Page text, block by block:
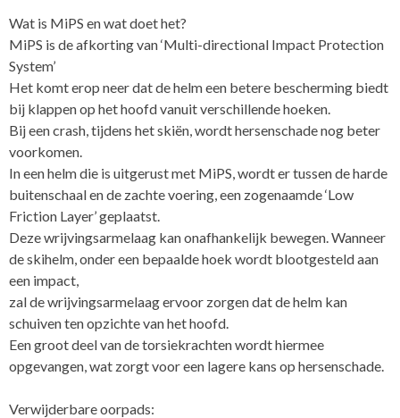
Wat is MiPS en wat doet het?
MiPS is de afkorting van ‘Multi-directional Impact Protection
System’
Het komt erop neer dat de helm een betere bescherming biedt
bij klappen op het hoofd vanuit verschillende hoeken.
Bij een crash, tijdens het skiën, wordt hersenschade nog beter
voorkomen.
In een helm die is uitgerust met MiPS, wordt er tussen de harde
buitenschaal en de zachte voering, een zogenaamde ‘Low
Friction Layer’ geplaatst.
Deze wrijvingsarmelaag kan onafhankelijk bewegen. Wanneer
de skihelm, onder een bepaalde hoek wordt blootgesteld aan
een impact,
zal de wrijvingsarmelaag ervoor zorgen dat de helm kan
schuiven ten opzichte van het hoofd.
Een groot deel van de torsiekrachten wordt hiermee
opgevangen, wat zorgt voor een lagere kans op hersenschade.
Verwijderbare oorpads: